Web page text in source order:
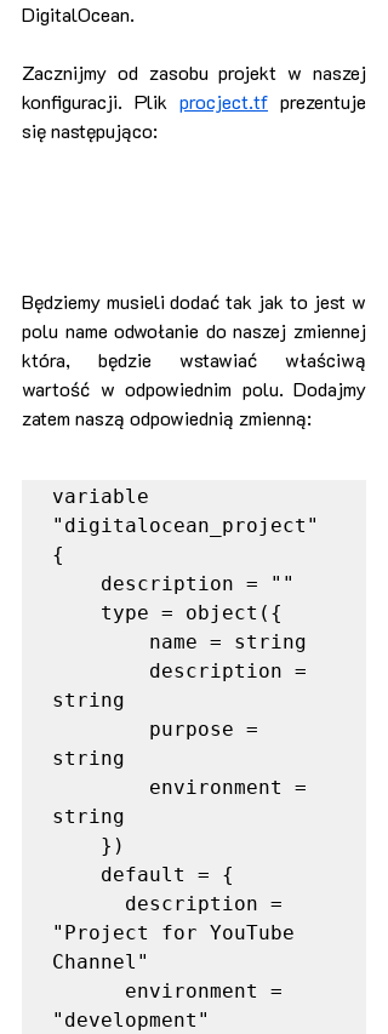
DigitalOcean.
Zacznijmy od zasobu projekt w naszej
konfiguracji. Plik procject.tf prezentuje
się następująco:
Będziemy musieli dodać tak jak to jest w
polu name odwołanie do naszej zmiennej
która, będzie wstawiać właściwą
wartość w odpowiednim polu. Dodajmy
zatem naszą odpowiednią zmienną:
variable
"digitalocean_project"
{
string
string
string
"Project for YouTube
Channel"
"development"